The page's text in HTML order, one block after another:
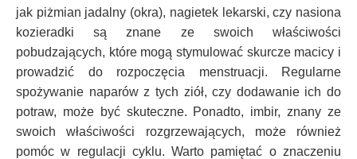
jak piżmian jadalny (okra), nagietek lekarski, czy nasiona
kozieradki są znane ze swoich właściwości
pobudzających, które mogą stymulować skurcze macicy i
prowadzić do rozpoczęcia menstruacji. Regularne
spożywanie naparów z tych ziół, czy dodawanie ich do
potraw, może być skuteczne. Ponadto, imbir, znany ze
swoich właściwości rozgrzewających, może również
pomóc w regulacji cyklu. Warto pamiętać o znaczeniu